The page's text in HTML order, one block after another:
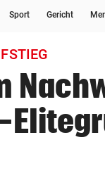
Sport Gericht